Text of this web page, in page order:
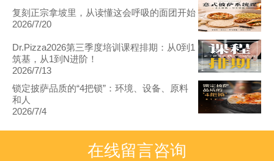
复刻正宗拿坡里，从读懂这会呼吸的面团开始
2026/7/20
Dr.Pizza2026第三季度培训课程排期：从0到1
筑基，从1到N进阶！
2026/7/13
锁定披萨品质的“4把锁”：环境、设备、原料
和人
2026/7/4
在线留言咨询